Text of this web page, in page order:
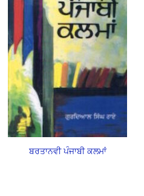
ਬਰਤਾਨਵੀ ਪੰਜਾਬੀ ਕਲਮਾਂ